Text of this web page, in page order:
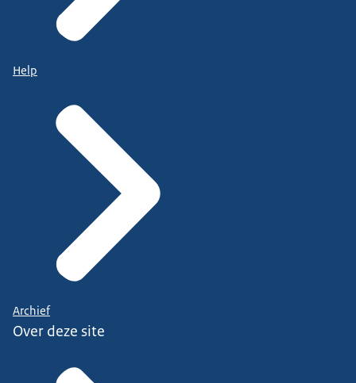
Help
Archief
Over deze site